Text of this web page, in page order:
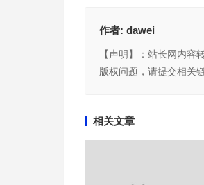
作者: dawei
【声明】：站长网内
版权问题，请提交相关
相关文章